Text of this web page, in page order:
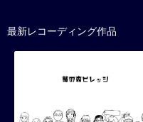
最新レコーディング作品